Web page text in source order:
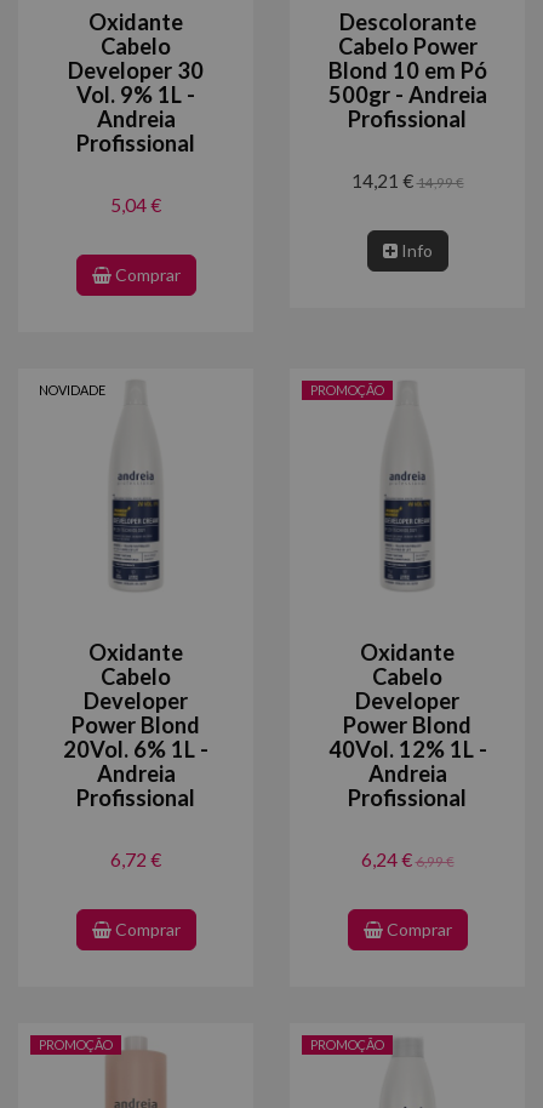
Oxidante
Cabelo
Developer 30
Vol. 9% 1L -
Andreia
Profissional
5,04 €
Comprar
Descolorante
Cabelo Power
Blond 10 em Pó
500gr - Andreia
Profissional
14,21 €14,99 €
Info
NOVIDADE
Oxidante
Cabelo
Developer
Power Blond
20Vol. 6% 1L -
Andreia
Profissional
6,72 €
Comprar
PROMOÇÃO
Oxidante
Cabelo
Developer
Power Blond
40Vol. 12% 1L -
Andreia
Profissional
6,24 €6,99 €
Comprar
PROMOÇÃO PROMOÇÃO